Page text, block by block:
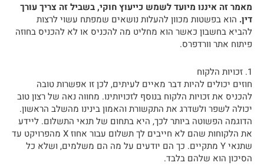
מאמר זה איננו מיועד לשמש כייעוץ חוקי, בשביל זה צריך עורך
דין. הוא בפשטות מכוון להעלות נושאים שמפתח עשוי לרצות
להביא בחשבון כאשר הוא מחליט מה להכניס או לא להכניס בחוזה
פיתוח אתר וורדפרס.
1. זכויות הלקוח
חוזים יכולים להיות דבר מאיים לעיתים, לכן זו אפשרות טובה
להכניס את זכויות הלקוח בנוסף לזכויותינו. מחווה נאה של רצון טוב
יכולה לשפר ולשדרג את התקשורת והאמון בינינו מהשלב הראשון.
הדוגמה הפשוטה ביותר לכך, היא בתחום של תנאי התשלום. ליידע
את הלקוחות שהם לא חייבים לך תשלום עבור אחוז X מהפרויקט עד
שתנאי Y מתקיים. כך הם יודעים על מה הם משלמים, ושלא כל
הסיכון הוא שלהם בלבד.